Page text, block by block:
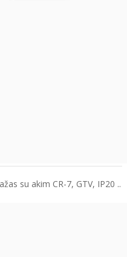
su akim CR-7, GTV, IP20 ..